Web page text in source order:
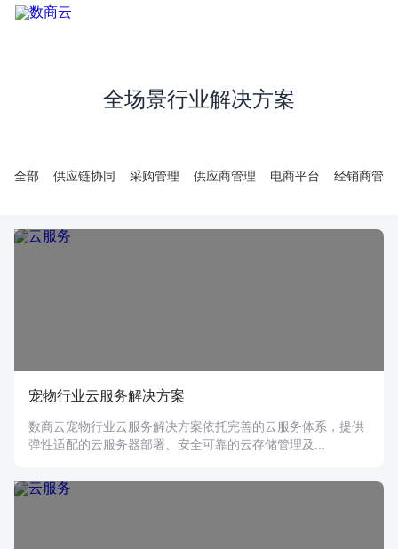
全场景行业解决方案
全部 供应链协同 采购管理 供应商管理 电商平台 经销商管理
宠物行业云服务解决方案
数商云宠物行业云服务解决方案依托完善的云服务体系，提供
弹性适配的云服务器部署、安全可靠的云存储管理及...